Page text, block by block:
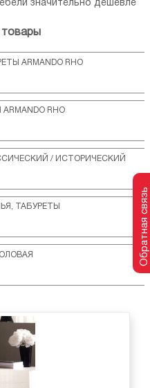
значительно дешевле
ARMANDO RHO
RHO
/ ИСТОРИЧЕСКИЙ
ТАБУРЕТЫ Обратная связь